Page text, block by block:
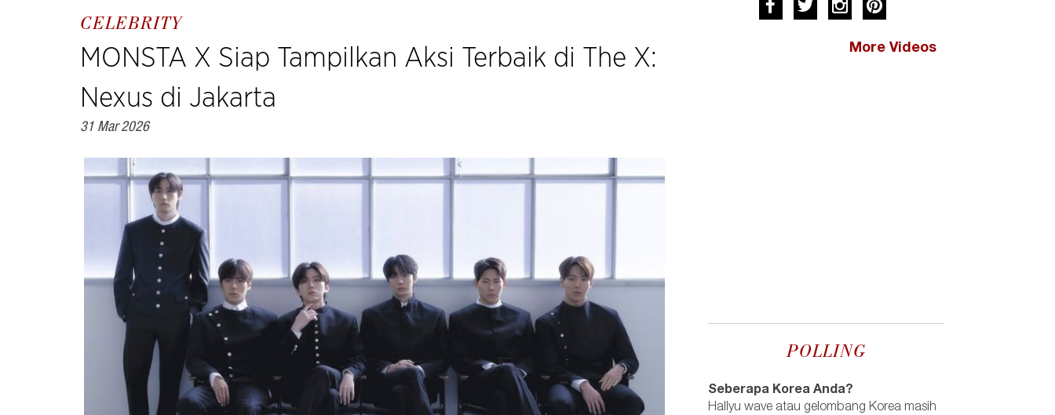
CELEBRITY
MONSTA X Siap Tampilkan Aksi Terbaik di The X:
Nexus di Jakarta
31 Mar 2026
More Videos
POLLING
Seberapa Korea Anda?
Hallyu wave atau gelombang Korea masih